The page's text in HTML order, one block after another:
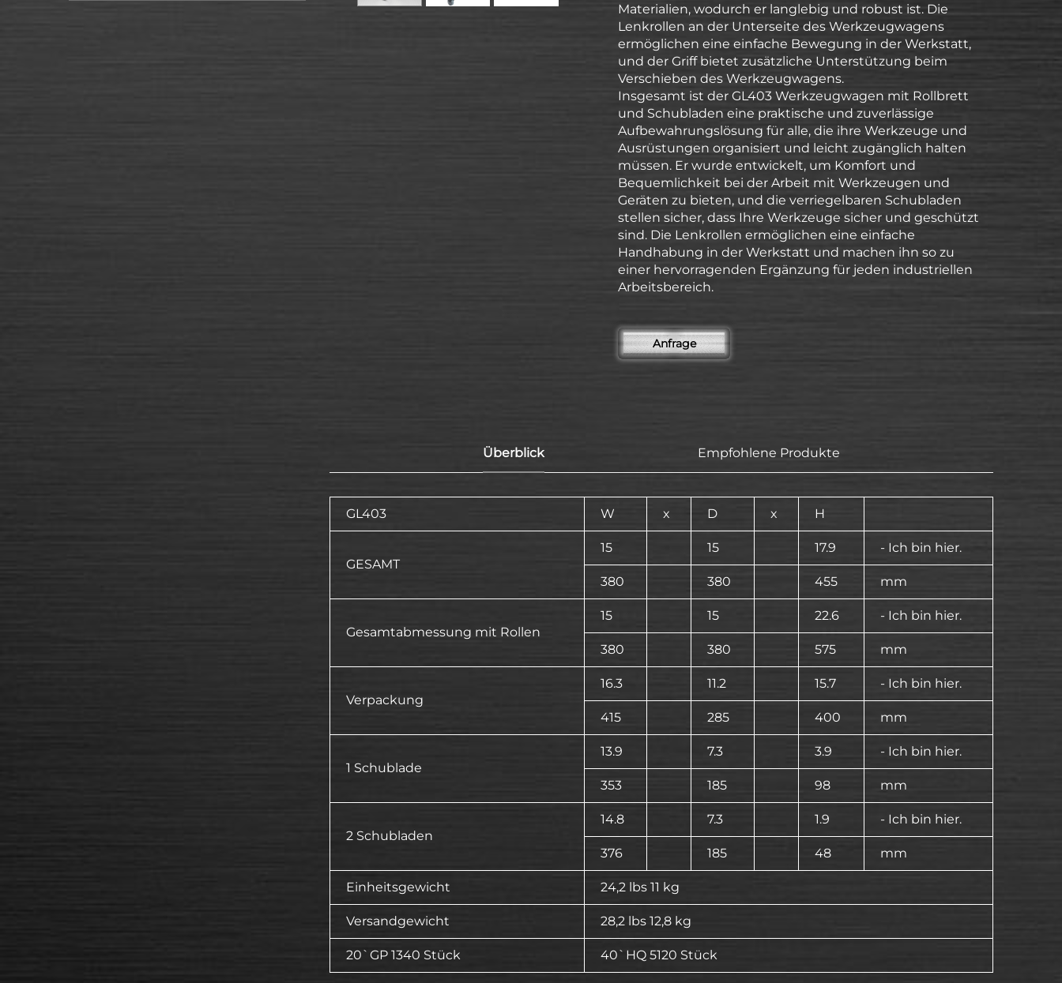
Materialien, wodurch er langlebig und robust ist. Die
Lenkrollen an der Unterseite des Werkzeugwagens
ermöglichen eine einfache Bewegung in der Werkstatt,
und der Griff bietet zusätzliche Unterstützung beim
Verschieben des Werkzeugwagens.
Insgesamt ist der GL403 Werkzeugwagen mit Rollbrett
und Schubladen eine praktische und zuverlässige
Aufbewahrungslösung für alle, die ihre Werkzeuge und
Ausrüstungen organisiert und leicht zugänglich halten
müssen. Er wurde entwickelt, um Komfort und
Bequemlichkeit bei der Arbeit mit Werkzeugen und
Geräten zu bieten, und die verriegelbaren Schubladen
stellen sicher, dass Ihre Werkzeuge sicher und geschützt
sind. Die Lenkrollen ermöglichen eine einfache
Handhabung in der Werkstatt und machen ihn so zu
einer hervorragenden Ergänzung für jeden industriellen
Arbeitsbereich.
Anfrage
Überblick Empfohlene Produkte
GL403 W x D x H
GESAMT
15 15 17.9 - Ich bin hier.
380 380 455 mm
Gesamtabmessung mit Rollen
15 15 22.6 - Ich bin hier.
380 380 575 mm
Verpackung
16.3 11.2 15.7 - Ich bin hier.
415 285 400 mm
1 Schublade
13.9 7.3 3.9 - Ich bin hier.
353 185 98 mm
2 Schubladen
14.8 7.3 1.9 - Ich bin hier.
376 185 48 mm
Einheitsgewicht 24,2 lbs 11 kg
Versandgewicht 28,2 lbs 12,8 kg
20`GP 1340 Stück 40`HQ 5120 Stück